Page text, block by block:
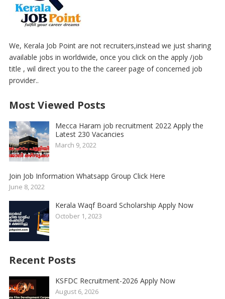
We, Kerala Job Point are not recruiters,instead we just sharing
available jobs in worldwide, once you click on the apply /job
title , wil direct you to the the career page of concerned job
provider..
Most Viewed Posts
Mecca Haram job recruitment 2022 Apply the
Latest 230 Vacancies
March 9, 2022
Join Job Information Whatsapp Group Click Here
June 8, 2022
Kerala Waqf Board Scholarship Apply Now
October 1, 2023
Recent Posts
KSFDC Recruitment-2026 Apply Now
August 6, 2026